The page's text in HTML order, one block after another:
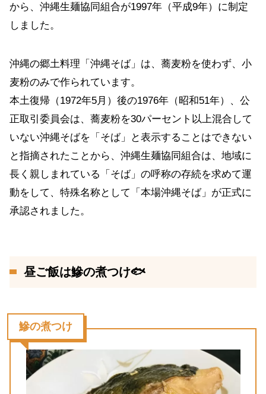
から、沖縄生麺協同組合が1997年（平成9年）に制定
しました。
沖縄の郷土料理「沖縄そば」は、蕎麦粉を使わず、小
麦粉のみで作られています。
本土復帰（1972年5月）後の1976年（昭和51年）、公
正取引委員会は、蕎麦粉を30パーセント以上混合して
いない沖縄そばを「そば」と表示することはできない
と指摘されたことから、沖縄生麺協同組合は、地域に
長く親しまれている「そば」の呼称の存続を求めて運
動をして、特殊名称として「本場沖縄そば」が正式に
承認されました。
昼ご飯は鰺の煮つけ🐟
鰺の煮つけ